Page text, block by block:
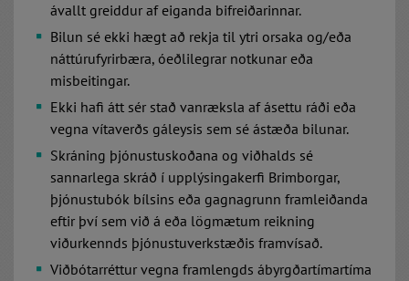
ávallt greiddur af eiganda bifreiðarinnar.
Bilun sé ekki hægt að rekja til ytri orsaka og/eða
náttúrufyrirbæra, óeðlilegrar notkunar eða
misbeitingar.
Ekki hafi átt sér stað vanræksla af ásettu ráði eða
vegna vítaverðs gáleysis sem sé ástæða bilunar.
Skráning þjónustuskoðana og viðhalds sé
sannarlega skráð í upplýsingakerfi Brimborgar,
þjónustubók bílsins eða gagnagrunn framleiðanda
eftir því sem við á eða lögmætum reikning
viðurkennds þjónustuverkstæðis framvísað.
Viðbótarréttur vegna framlengds ábyrgðartímartíma